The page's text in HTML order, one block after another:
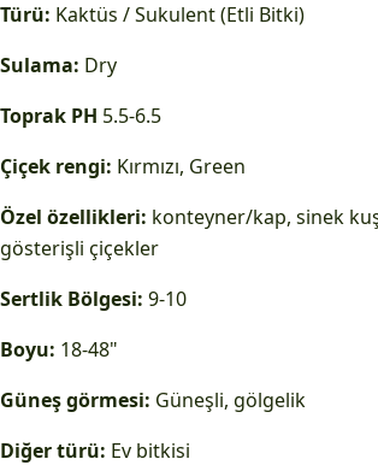
Türü: Kaktüs / Sukulent (Etli Bitki)
Sulama: Dry
Toprak PH 5.5-6.5
Çiçek rengi: Kırmızı, Green
Özel özellikleri: konteyner/kap, sinek
gösterişli çiçekler
Sertlik Bölgesi: 9-10
Boyu: 18-48"
Güneş görmesi: Güneşli, gölgelik
Diğer türü: Ev bitkisi